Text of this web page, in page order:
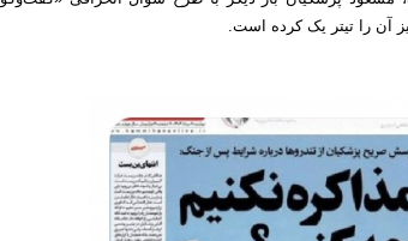
آن را تیتر یک کرده است.